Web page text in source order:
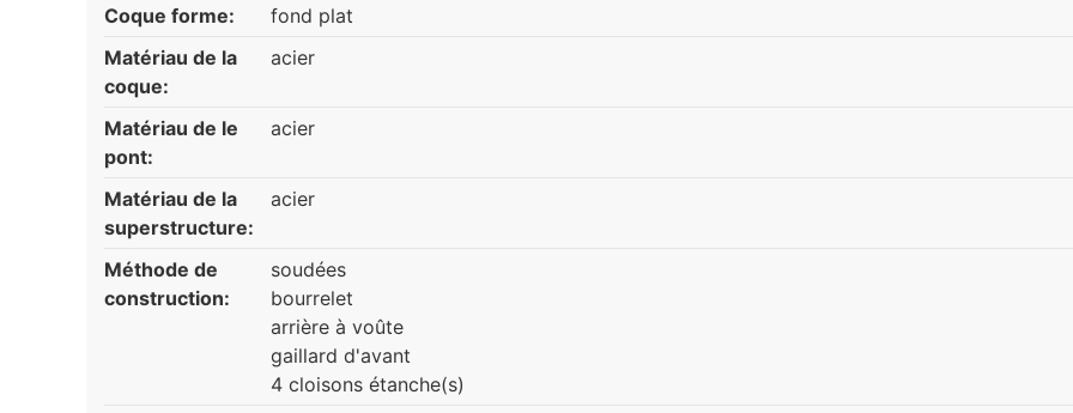
Coque forme:
fond plat
Matériau de la
coque:
acier
Matériau de le
pont:
acier
Matériau de la
superstructure:
acier
Méthode de
construction:
soudées
bourrelet
arrière à voûte
gaillard d'avant
4 cloisons étanche(s)